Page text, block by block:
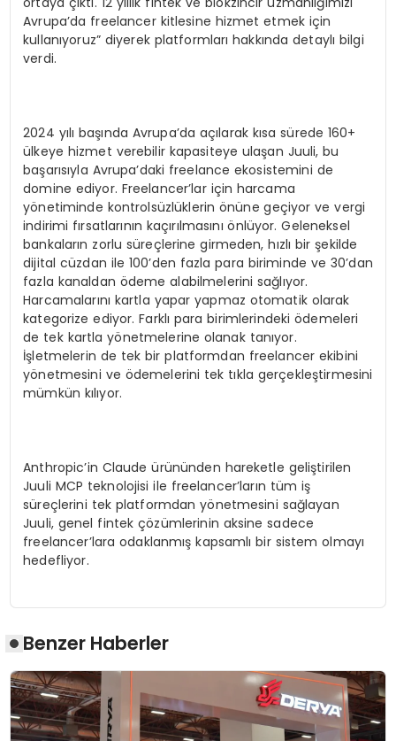
Avrupa’da freelancer kitlesine hizmet etmek için
kullanıyoruz” diyerek platformları hakkında detaylı bilgi
verdi.
2024 yılı başında Avrupa’da açılarak kısa sürede 160+
ülkeye hizmet verebilir kapasiteye ulaşan Juuli, bu
başarısıyla Avrupa’daki freelance ekosistemini de
domine ediyor. Freelancer’lar için harcama
yönetiminde kontrolsüzlüklerin önüne geçiyor ve vergi
indirimi fırsatlarının kaçırılmasını önlüyor. Geleneksel
bankaların zorlu süreçlerine girmeden, hızlı bir şekilde
dijital cüzdan ile 100’den fazla para biriminde ve 30’dan
fazla kanaldan ödeme alabilmelerini sağlıyor.
Harcamalarını kartla yapar yapmaz otomatik olarak
kategorize ediyor. Farklı para birimlerindeki ödemeleri
de tek kartla yönetmelerine olanak tanıyor.
İşletmelerin de tek bir platformdan freelancer ekibini
yönetmesini ve ödemelerini tek tıkla gerçekleştirmesini
mümkün kılıyor.
Anthropic’in Claude ürününden hareketle geliştirilen
Juuli MCP teknolojisi ile freelancer’ların tüm iş
süreçlerini tek platformdan yönetmesini sağlayan
Juuli, genel fintek çözümlerinin aksine sadece
freelancer’lara odaklanmış kapsamlı bir sistem olmayı
hedefliyor.
Benzer Haberler